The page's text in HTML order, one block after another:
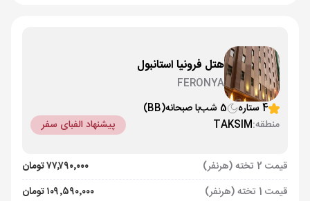
هتل فرونیا استانبول
FERONYA
4 ستاره
5 شب با صبحانه(BB)
منطقه:TAKSIM پیشنهاد الفبای سفر
قیمت 2 تخته (هرنفر)
۷۷٬۷۹۰٬۰۰۰ تومان
قیمت 1 تخته (هرنفر)
۱۰۹٬۵۹۰٬۰۰۰ تومان